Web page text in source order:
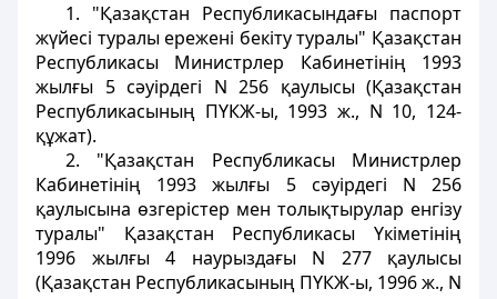
1. "Қазақстан Республикасындағы паспорт
жүйесі туралы ережені бекіту туралы" Қазақстан
Республикасы Министрлер Кабинетінің 1993
жылғы 5 сәуірдегі N 256 қаулысы (Қазақстан
Республикасының ПҮКЖ-ы, 1993 ж., N 10, 124-
құжат).
2. "Қазақстан Республикасы Министрлер
Кабинетінің 1993 жылғы 5 сәуірдегі N 256
қаулысына өзгерістер мен толықтырулар енгізу
туралы" Қазақстан Республикасы Үкіметінің
1996 жылғы 4 наурыздағы N 277 қаулысы
(Қазақстан Республикасының ПҮКЖ-ы, 1996 ж., N